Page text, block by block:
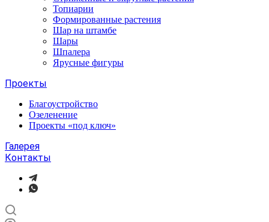
Топиарии
Формированные растения
Шар на штамбе
Шары
Шпалера
Ярусные фигуры
Проекты
Благоустройство
Озеленение
Проекты «под ключ»
Галерея
Контакты